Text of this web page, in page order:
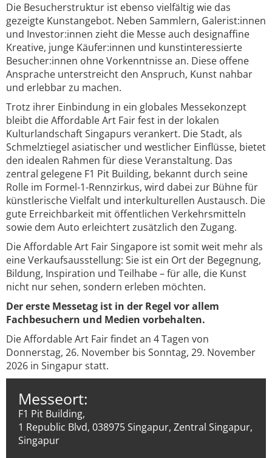
Die Besucherstruktur ist ebenso vielfältig wie das
gezeigte Kunstangebot. Neben Sammlern, Galerist:innen
und Investor:innen zieht die Messe auch designaffine
Kreative, junge Käufer:innen und kunstinteressierte
Besucher:innen ohne Vorkenntnisse an. Diese offene
Ansprache unterstreicht den Anspruch, Kunst nahbar
und erlebbar zu machen.
Trotz ihrer Einbindung in ein globales Messekonzept
bleibt die Affordable Art Fair fest in der lokalen
Kulturlandschaft Singapurs verankert. Die Stadt, als
Schmelztiegel asiatischer und westlicher Einflüsse, bietet
den idealen Rahmen für diese Veranstaltung. Das
zentral gelegene F1 Pit Building, bekannt durch seine
Rolle im Formel-1-Rennzirkus, wird dabei zur Bühne für
künstlerische Vielfalt und interkulturellen Austausch. Die
gute Erreichbarkeit mit öffentlichen Verkehrsmitteln
sowie dem Auto erleichtert zusätzlich den Zugang.
Die Affordable Art Fair Singapore ist somit weit mehr als
eine Verkaufsausstellung: Sie ist ein Ort der Begegnung,
Bildung, Inspiration und Teilhabe – für alle, die Kunst
nicht nur sehen, sondern erleben möchten.
Der erste Messetag ist in der Regel vor allem
Fachbesuchern und Medien vorbehalten.
Die Affordable Art Fair findet an 4 Tagen von
Donnerstag, 26. November bis Sonntag, 29. November
2026 in Singapur statt.
Messeort:
F1 Pit Building,
1 Republic Blvd, 038975 Singapur, Zentral Singapur,
Singapur